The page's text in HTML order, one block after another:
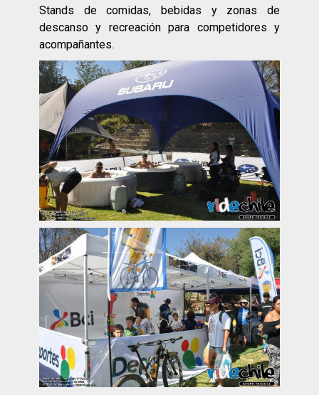
Stands de comidas, bebidas y zonas de
descanso y recreación para competidores y
acompañantes.